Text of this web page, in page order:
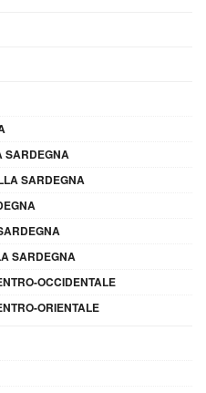
SARDEGNA
SARDEGNA
SARDEGNA
OCCIDENTALE
ORIENTALE